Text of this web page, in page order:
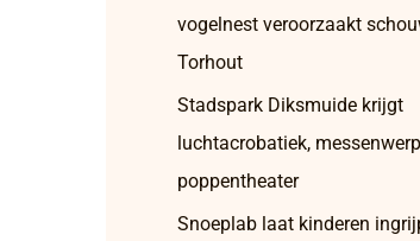
vogelnest veroorzaakt
Torhout
Stadspark Diksmuide krijgt
luchtacrobatiek,
poppentheater
Snoeplab laat kinderen